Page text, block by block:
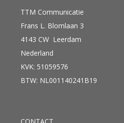
TTM Communicatie
Frans L. Blomlaan 3
4143 CW Leerdam
Nederland
KVK: 51059576
BTW: NL001140241B19